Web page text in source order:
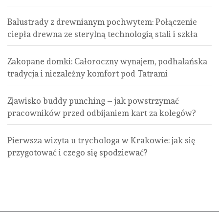
Balustrady z drewnianym pochwytem: Połączenie
ciepła drewna ze sterylną technologią stali i szkła
Zakopane domki: Całoroczny wynajem, podhalańska
tradycja i niezależny komfort pod Tatrami
Zjawisko buddy punching – jak powstrzymać
pracowników przed odbijaniem kart za kolegów?
Pierwsza wizyta u trychologa w Krakowie: jak się
przygotować i czego się spodziewać?